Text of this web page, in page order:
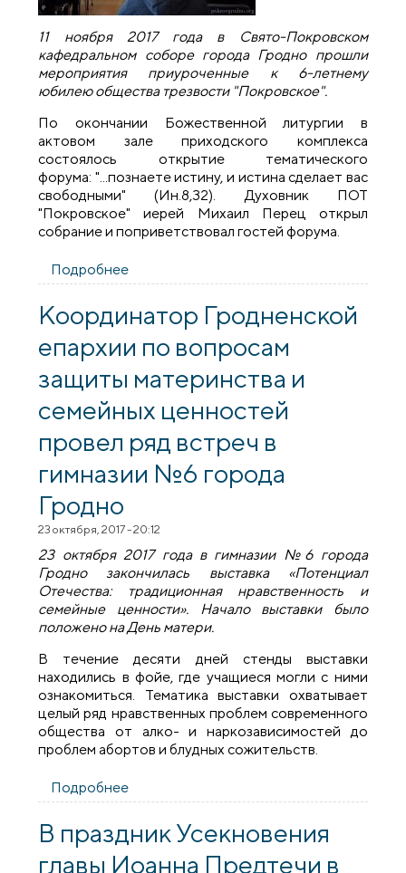
11 ноября 2017 года в Свято-Покровском
кафедральном соборе города Гродно прошли
мероприятия приуроченные к 6-летнему
юбилею общества трезвости "Покровское".
По окончании Божественной литургии в
актовом зале приходского комплекса
состоялось открытие тематического
форума: "...познаете истину, и истина сделает вас
свободными" (Ин.8,32). Духовник ПОТ
"Покровское" иерей Михаил Перец открыл
собрание и поприветствовал гостей форума.
Подробнее
трезвости "Покровское" отметили в
кафедральном соборе города Гродно
Координатор Гродненской
епархии по вопросам
защиты материнства и
семейных ценностей
провел ряд встреч в
гимназии №6 города
Гродно
23 октября, 2017 - 20:12
23 октября 2017 года в гимназии №6 города
Гродно закончилась выставка «Потенциал
Отечества: традиционная нравственность и
семейные ценности». Начало выставки было
положено на День матери.
В течение десяти дней стенды выставки
находились в фойе, где учащиеся могли с ними
ознакомиться. Тематика выставки охватывает
целый ряд нравственных проблем современного
общества от алко- и наркозависимостей до
проблем абортов и блудных сожительств.
Подробнее
вопросам защиты материнства и
семейных ценностей провел ряд встреч
в гимназии №6 города Гродно
В праздник Усекновения
главы Иоанна Предтечи в